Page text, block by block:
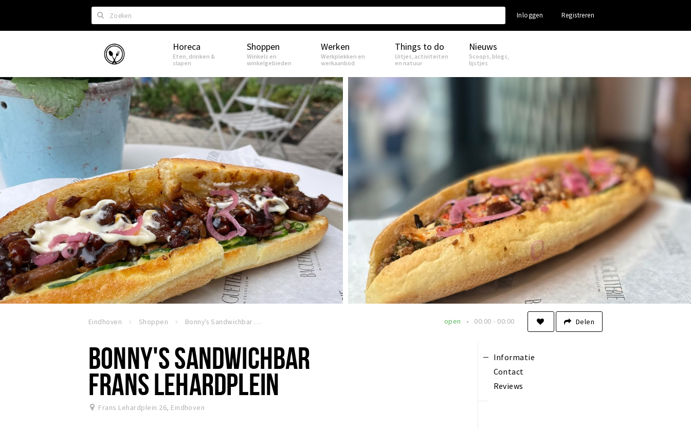
Zoeken
Inloggen Registreren
Eindhoven Horeca
Eten, drinken &
slapen
Shoppen
Winkels en
winkelgebieden
Werken
Werkplekken en
werkaanbod
Things to do
Uitjes, activiteiten
en natuur
Nieuws
Scoops, blogs,
lijstjes
Eindhoven Shoppen Bonny's Sandwichbar Frans Lehardplein Delen
open 00:00 - 00:00
BONNY'S SANDWICHBAR
FRANS LEHARDPLEIN
Frans Lehardplein 26, Eindhoven
Informatie
Contact
Reviews